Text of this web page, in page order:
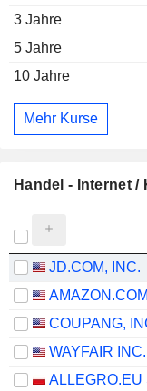
3 Jahre
5 Jahre
10 Jahre
Mehr Kurse
Handel - Internet /
JD.COM, INC.
COUPANG,
WAYFAIR INC.
ALLEGRO.EU